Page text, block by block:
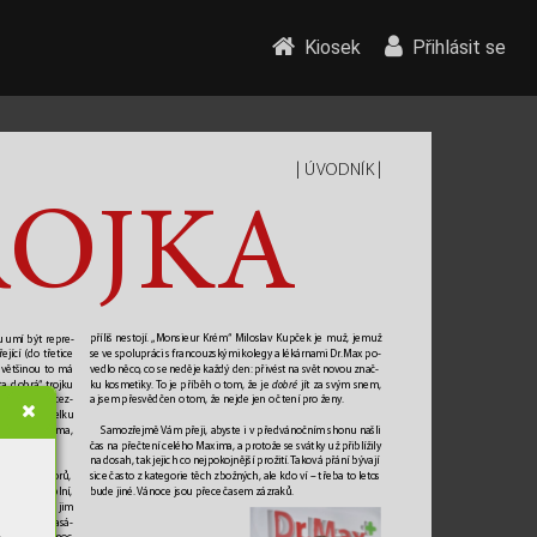
umí být repre-
(do třetice
to má
„dobrá“ trojku
ách (3 princez-
pro Popelku
Maxima,
vorů,
anebo plní,
protože jim
Vlasá-
příliš nestojí. „Monsieur Krém“ Miloslav Kupček je muž, jemuž
se ve spolupráci s francouzskými kolegy a lékárnami Dr.Max po-
vedlo něco, co se neděje každý den: přivést na svět novou znač-
ku kosmetiky. To je příběh o tom, že je dobré jít za svým snem,
a jsem přesvědčen o tom, že nejde jen o čtení pro ženy.
Samozřejmě Vám přeji, abyste i v předvánočním shonu našli
čas na přečtení celého Maxima, a protože se svátky už přiblížily
na dosah, tak jejich co nejpokojnější prožití. Taková přání bývají
sice často z kategorie těch zbožných, ale kdo ví – třeba to letos
bude jiné. Vánoce jsou přece časem zázraků.
| ÚVODNÍK |
OJKA
Kiosek Přihlásit se